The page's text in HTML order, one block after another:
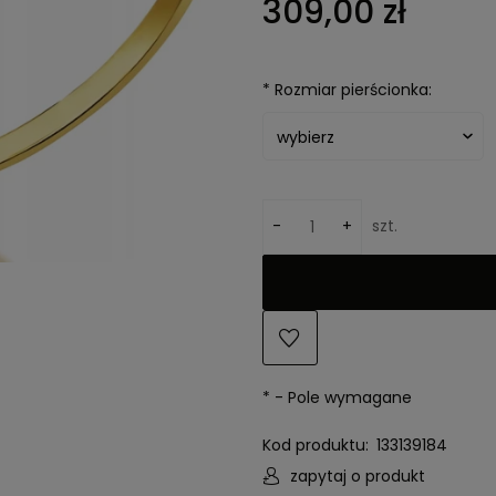
kosztów płatności
309,00 zł
* Rozmiar pierścionka:
- + szt.
* - Pole wymagane
Kod produktu: 133139184
zapytaj o produkt